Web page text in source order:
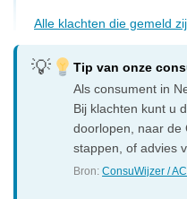
Alle klachten die gemeld
Tip van onze
Als consument in
Bij klachten kunt u
doorlopen, naar de
stappen, of advies
Bron:ConsuWijzer /